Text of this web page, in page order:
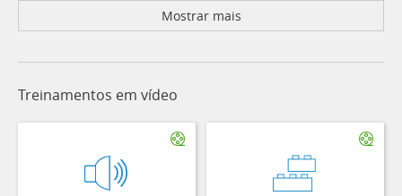
Mostrar mais
Treinamentos em vídeo